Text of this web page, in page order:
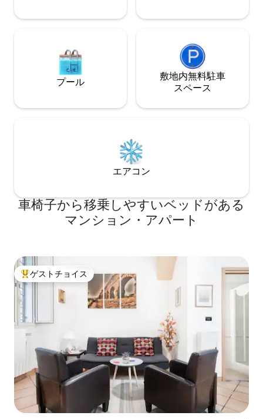
グッタ通りはローマの中心部にあり、市
を楽しんだり、カフェのテラスから歩行
者を眺めたり、ローマの芸術や世界的に
有名な歴史のガイド付きツアーに参加し
たりできます。 地下鉄のSPAGNA（スペ
ボルゲーゼ、トレヴィの泉、ボルゲーゼ
リ..........そしてすべての古代都市は、家か
ィバイクをレンタルして周辺エリア（歴
史地区）を探索することができます。 レ
ティバイクをお渡しできるよう、私にお
願いしてください。 赤ちゃんをお連れの
場合は、ベビーベッドとハイチェアをご
用意しております。 周辺エリア（歴史地
ローマ出身の美術史家によるプライベー
トガイド付きツアー。バチカン市国ツア
ー、古代ローマ、バロック様式の家族ツ
アー、オーダーメイドの散策。 観光税は
含まれていません
プール
敷地内無料駐⁠車
ス⁠ペ⁠ー⁠ス
エアコン
車椅子から移乗しやすいベッドがある
マンション・アパート
大好評のゲストチョイスです。
ゲストチョイス